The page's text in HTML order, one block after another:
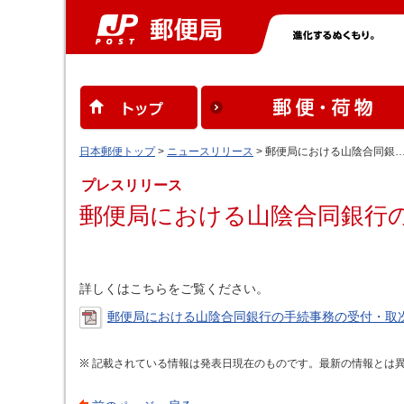
日本郵便トップ> ニュースリリース > 郵便局における山陰合同銀…
プレスリリース
郵便局における山陰合同銀行
詳しくはこちらをご覧ください。
郵便局における山陰合同銀行の手続事務の受付・取
記載されている情報は発表日現在のものです。最新の情報とは